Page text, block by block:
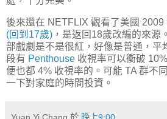
後來還在 NETFLIX 觀看了美國 2009
(回到17歲) ，是返回18歲改編的來源
部戲劇是不是很紅，好像是普通，平
段有 Penthouse 收視率可以衝破
便也都 4% 收視率的。可能 TA 群不
一下對家庭的時間投資。